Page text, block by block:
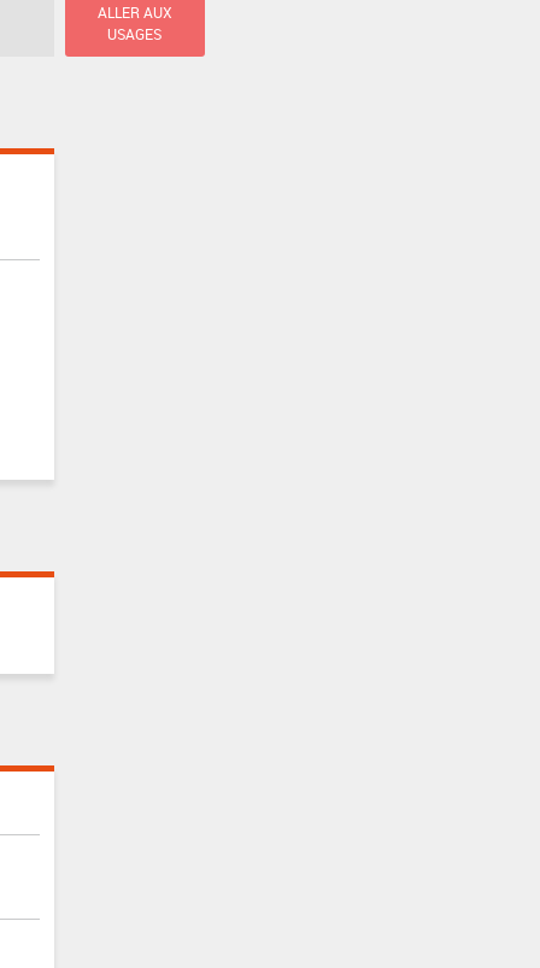
ALLER AUX
USAGES